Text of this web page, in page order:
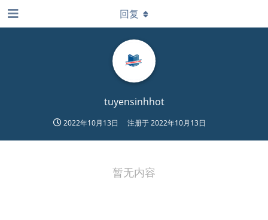
tuyensinhhot
2022年10月13日 注册于2022年10月13日
回复
暂无内容